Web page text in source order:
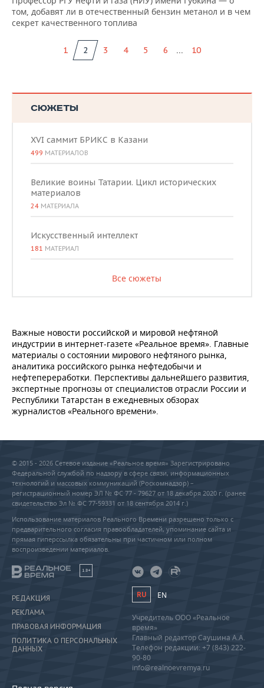
том, добавят ли в отечественный бензин метанол и в чем
секрет качественного топлива
1 2 3 4 5 6 ... 10
СЮЖЕТЫ
XVI саммит БРИКС в Казани
499 МАТЕРИАЛОВ
Великие воины Татарии. Цикл исторических
материалов
24 МАТЕРИАЛА
Искусственный интеллект
181 МАТЕРИАЛ
Все сюжеты
Важные новости российской и мировой нефтяной
индустрии в интернет-газете «Реальное время». Главные
материалы о состоянии мирового нефтяного рынка,
аналитика российского рынка нефтедобычи и
нефтепереработки. Перспективы дальнейшего развития,
экспертные прогнозы от специалистов отрасли России и
Республики Татарстан в ежедневных обзорах
журналистов «Реального времени».
© 2015 - 2026 Сетевое издание «Реальное время» Зарегистрировано
Федеральной службой по надзору в сфере связи, информационных
технологий и массовых коммуникаций (Роскомнадзор) –
регистрационный номер ЭЛ № ФС 77 - 79627 от 18 декабря 2020 г. (ранее
свидетельство Эл № ФС 77-59331 от 18 сентября 2014 г.)
Использование материалов Реального Времени разрешено только с
предварительного согласия правообладателей, упоминание сайта и
прямая гиперссылка обязательны при частичном или полном
воспроизведении материалов.
18+
РЕДАКЦИЯ
РЕКЛАМА
ПРАВОВАЯ ИНФОРМАЦИЯ
ПОЛИТИКА О ПЕРСОНАЛЬНЫХ
ДАННЫХ
RU EN
Учредитель ООО «Реальное
время»
Главный редактор Саушина А.А.
Телефон редакции: +7 (843) 222-
90-80
info@realnoevremya.ru